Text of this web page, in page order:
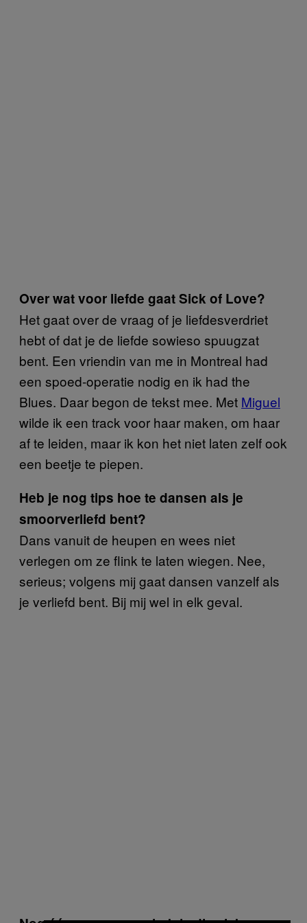
Over wat voor liefde gaat Sick of Love?
Het gaat over de vraag of je liefdesverdriet
hebt of dat je de liefde sowieso spuugzat
bent. Een vriendin van me in Montreal had
een spoed-operatie nodig en ik had the
Blues. Daar begon de tekst mee. Met Miguel
wilde ik een track voor haar maken, om haar
af te leiden, maar ik kon het niet laten zelf ook
een beetje te piepen.
Heb je nog tips hoe te dansen als je
smoorverliefd bent?
Dans vanuit de heupen en wees niet
verlegen om ze flink te laten wiegen. Nee,
serieus; volgens mij gaat dansen vanzelf als
je verliefd bent. Bij mij wel in elk geval.